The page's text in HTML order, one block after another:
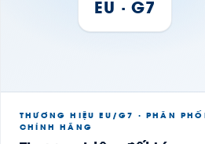
EU · G7
THƯƠNG HIỆU EU/G7 · PHÂN PHỐI
CHÍNH HÃNG